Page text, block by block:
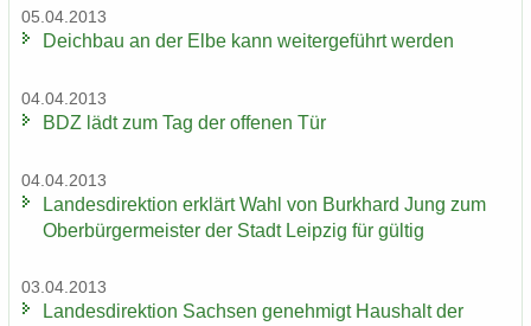
05.04.2013
Deich­bau an der Elbe kann wei­ter­ge­führt wer­den
04.04.2013
BDZ lädt zum Tag der of­fe­nen Tür
04.04.2013
Lan­des­di­rek­ti­on er­klärt Wahl von Burk­hard Jung zum
Ober­bür­ger­meis­ter der Stadt Leip­zig für gül­tig
03.04.2013
Lan­des­di­rek­ti­on Sach­sen ge­neh­migt Haus­halt der